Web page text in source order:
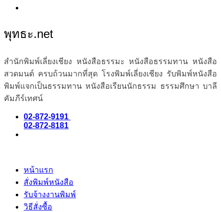
พุทธะ.net
สำนักพิมพ์เลี่ยงเชียง หนังสือธรรมะ หนังสือธรรมทาน หนังสือ
สวดมนต์ ครบถ้วนมากที่สุด โรงพิมพ์เลี่ยงเชียง รับพิมพ์หนังสือ
พิมพ์แจกเป็นธรรมทาน หนังสือเรียนนักธรรม ธรรมศึกษา บาลี
คัมภีร์เทศน์
02-872-9191
02-872-8181
หน้าแรก
สั่งพิมพ์หนังสือ
รับจ้างงานพิมพ์
วิธีสั่งซื้อ